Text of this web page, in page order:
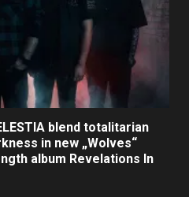
blend totalitarian
in new „Wolves“
album Revelations In